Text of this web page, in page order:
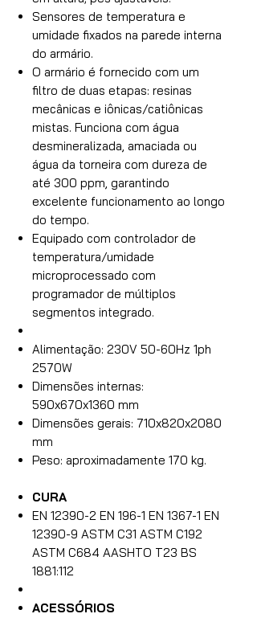
Sensores de temperatura e
umidade fixados na parede interna
do armário.
O armário é fornecido com um
filtro de duas etapas: resinas
mecânicas e iônicas/catiônicas
mistas. Funciona com água
desmineralizada, amaciada ou
água da torneira com dureza de
até 300 ppm, garantindo
excelente funcionamento ao longo
do tempo.
Equipado com controlador de
temperatura/umidade
microprocessado com
programador de múltiplos
segmentos integrado.
Alimentação: 230V 50-60Hz 1ph
2570W
Dimensões internas:
590x670x1360 mm
Dimensões gerais: 710x820x2080
mm
Peso: aproximadamente 170 kg.
CURA
EN 12390-2 EN 196-1 EN 1367-1 EN
12390-9 ASTM C31 ASTM C192
ASTM C684 AASHTO T23 BS
1881:112
ACESSÓRIOS